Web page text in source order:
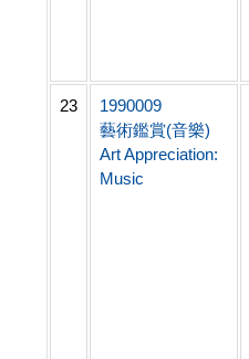
23
1990009
藝術鑑賞(音樂)
Art Appreciation:
Music